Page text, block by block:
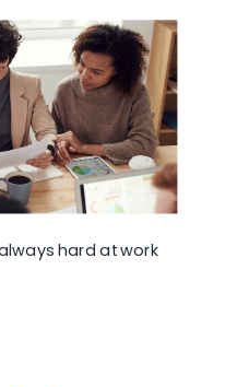
hard at work